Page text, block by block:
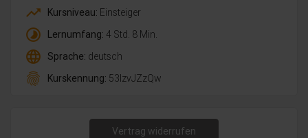
trending_up Kursniveau: Einsteiger
timelapse Lernumfang: 4 Std. 8 Min.
language Sprache: deutsch
fingerprint Kurskennung: 53lzvJZzQw
Vertrag widerrufen